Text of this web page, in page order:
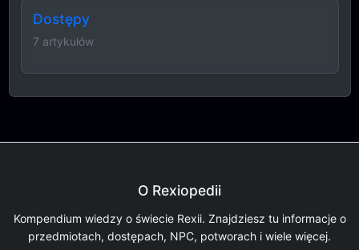
Dostępy
7 artykułów
O Rexiopedii
Kompendium wiedzy o świecie Rexii. Znajdziesz tu informacje o
przedmiotach, dostępach, NPC, potworach i wiele więcej.